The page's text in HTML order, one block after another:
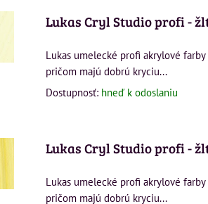
Lukas Cryl Studio profi -
Lukas umelecké profi akrylové
pričom majú dobrú kryciu...
Dostupnosť: hneď k odoslaniu
Lukas Cryl Studio profi -
Lukas umelecké profi akrylové
pričom majú dobrú kryciu...